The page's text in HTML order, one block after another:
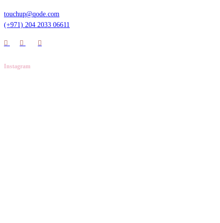
touchup@qode.com
(+971) 204 2033 06611
Instagram